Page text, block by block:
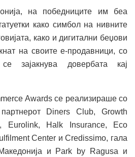
на победниците им беа
како симбол на нивните
како и дигитални беџови
на своите е-продавници, со
зајакнува довербата кај
Awards се реализираше со
Diners Club, Growth
Eurolink, Halk Insurance, Eco
Center и Credissimo, гала
и Park by Ragusa и